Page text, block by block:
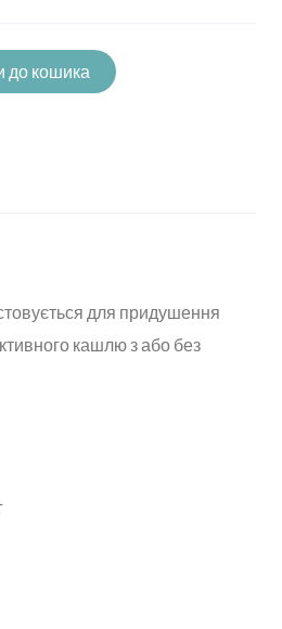
до кошика
для придушення
кашлю з або без